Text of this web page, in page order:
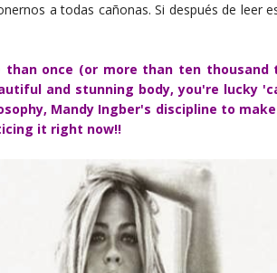
a todas cañonas. Si después de leer
than once (or more than ten thousand
and stunning body, you're lucky
Mandy Ingber's discipline to
it right now!!